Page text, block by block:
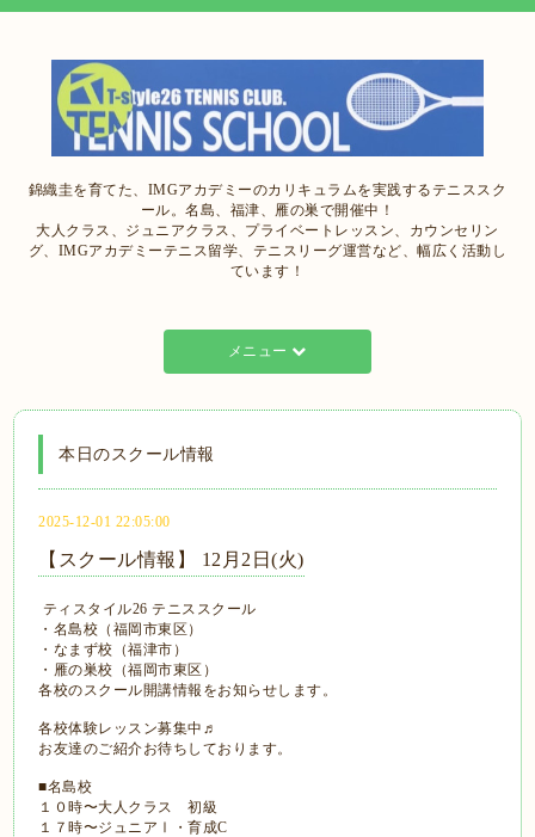
錦織圭を育てた、IMGアカデミーのカリキュラムを実践するテニススク
ール。名島、福津、雁の巣で開催中！
大人クラス、ジュニアクラス、プライベートレッスン、カウンセリン
グ、IMGアカデミーテニス留学、テニスリーグ運営など、幅広く活動し
ています！
メニュー
本日のスクール情報
2025-12-01 22:05:00
【スクール情報】 12月2日(火)
ティスタイル26 テニススクール
・名島校（福岡市東区）
・なまず校（福津市）
・雁の巣校（福岡市東区）
各校のスクール開講情報をお知らせします。
各校体験レッスン募集中♬
お友達のご紹介お待ちしております。
■名島校
１０時〜大人クラス 初級
１７時〜ジュニアⅠ・育成C